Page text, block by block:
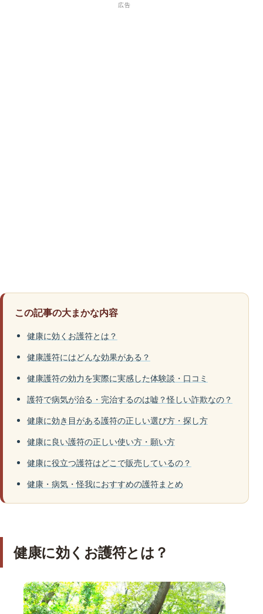
広告
この記事の大まかな内容
健康に効くお護符とは？
健康護符にはどんな効果がある？
健康護符の効力を実際に実感した体験談・口コミ
護符で病気が治る・完治するのは嘘？怪しい詐欺なの？
健康に効き目がある護符の正しい選び方・探し方
健康に良い護符の正しい使い方・願い方
健康に役立つ護符はどこで販売しているの？
健康・病気・怪我におすすめの護符まとめ
健康に効くお護符とは？